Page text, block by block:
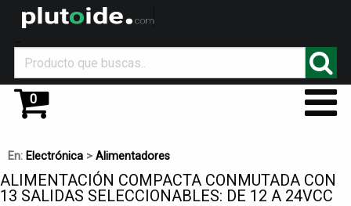
0
En: Electrónica > Alimentadores
ALIMENTACIÓN COMPACTA CONMUTADA CON
13 SALIDAS SELECCIONABLES: DE 12 A 24VCC